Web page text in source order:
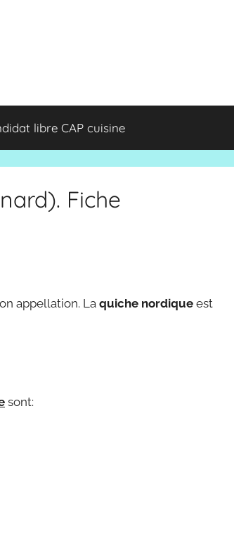
libre CAP cuisine
Fiche
appellation. La quiche nordique est
sont: